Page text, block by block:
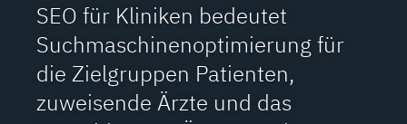
SEO für Kliniken bedeutet
Suchmaschinenoptimierung für
die Zielgruppen Patienten,
zuweisende Ärzte und das